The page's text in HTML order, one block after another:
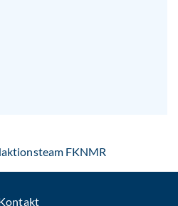
FKNMR: Per E-Mail